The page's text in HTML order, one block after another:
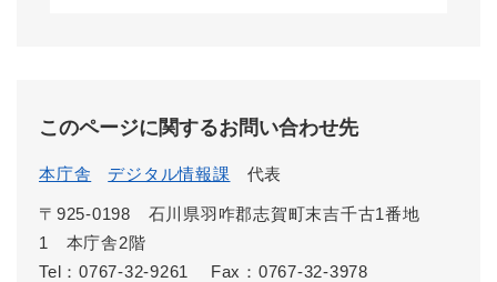
このページに関するお問い合わせ先
本庁舎 デジタル情報課 代表
〒925-0198 石川県羽咋郡志賀町末吉千古1番地
1 本庁舎2階
Tel：0767-32-9261
Fax：0767-32-3978